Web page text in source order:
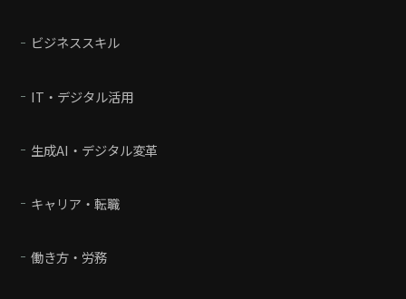
ビジネススキル
IT・デジタル活用
生成AI・デジタル変革
キャリア・転職
働き方・労務